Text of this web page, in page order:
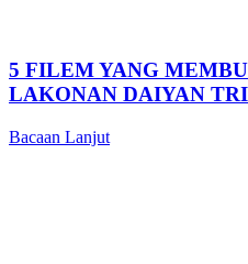
5 FILEM YANG
LAKONAN DAIYAN
Bacaan Lanjut